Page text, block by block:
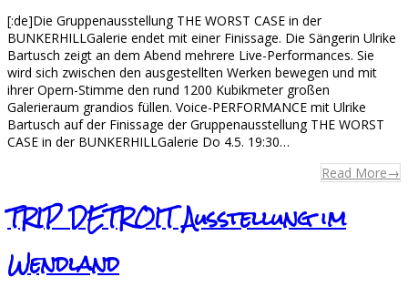
[:de]Die Gruppenausstellung THE WORST CASE in der
BUNKERHILLGalerie endet mit einer Finissage. Die Sängerin Ulrike
Bartusch zeigt an dem Abend mehrere Live-Performances. Sie
wird sich zwischen den ausgestellten Werken bewegen und mit
ihrer Opern-Stimme den rund 1200 Kubikmeter großen
Galerieraum grandios füllen. Voice-PERFORMANCE mit Ulrike
Bartusch auf der Finissage der Gruppenausstellung THE WORST
CASE in der BUNKERHILLGalerie Do 4.5. 19:30…
Read More→
TRIP DETROIT Ausstellung im
Wendland